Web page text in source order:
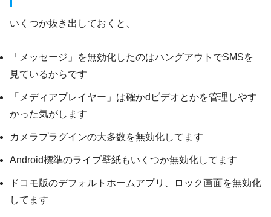
いくつか抜き出しておくと、
「メッセージ」を無効化したのはハングアウトでSMSを
見ているからです
「メディアプレイヤー」は確かdビデオとかを管理しやす
かった気がします
カメラプラグインの大多数を無効化してます
Android標準のライブ壁紙もいくつか無効化してます
ドコモ版のデフォルトホームアプリ、ロック画面を無効化
してます